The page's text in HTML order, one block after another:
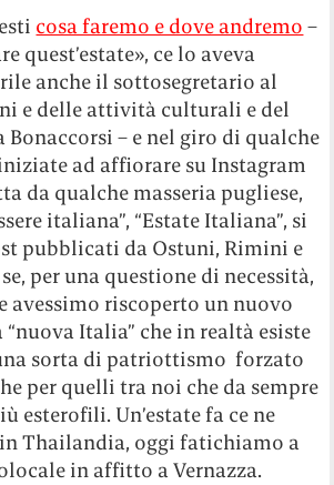
cosa faremo e dove andremo –
quest’estate», ce lo aveva
anche il sottosegretario al
e delle attività culturali e del
Bonaccorsi – e nel giro di qualche
ad affiorare su Instagram
da qualche masseria pugliese,
italiana”, “Estate Italiana”, si
pubblicati da Ostuni, Rimini e
per una questione di necessità,
avessimo riscoperto un nuovo
Italia” che in realtà esiste
sorta di patriottismo forzato
per quelli tra noi che da sempre
esterofili. Un’estate fa ce ne
Thailandia, oggi fatichiamo a
in affitto a Vernazza.